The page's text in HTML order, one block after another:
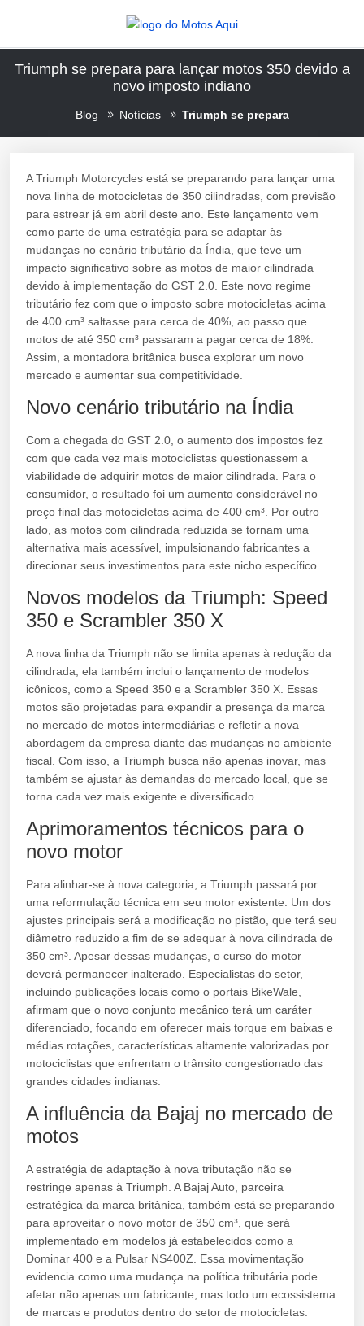
Triumph se prepara para lançar motos 350 devido a
novo imposto indiano
Blog Notícias Triumph se prepara
A Triumph Motorcycles está se preparando para lançar uma
nova linha de motocicletas de 350 cilindradas, com previsão
para estrear já em abril deste ano. Este lançamento vem
como parte de uma estratégia para se adaptar às
mudanças no cenário tributário da Índia, que teve um
impacto significativo sobre as motos de maior cilindrada
devido à implementação do GST 2.0. Este novo regime
tributário fez com que o imposto sobre motocicletas acima
de 400 cm³ saltasse para cerca de 40%, ao passo que
motos de até 350 cm³ passaram a pagar cerca de 18%.
Assim, a montadora britânica busca explorar um novo
mercado e aumentar sua competitividade.
Novo cenário tributário na Índia
Com a chegada do GST 2.0, o aumento dos impostos fez
com que cada vez mais motociclistas questionassem a
viabilidade de adquirir motos de maior cilindrada. Para o
consumidor, o resultado foi um aumento considerável no
preço final das motocicletas acima de 400 cm³. Por outro
lado, as motos com cilindrada reduzida se tornam uma
alternativa mais acessível, impulsionando fabricantes a
direcionar seus investimentos para este nicho específico.
Novos modelos da Triumph: Speed
350 e Scrambler 350 X
A nova linha da Triumph não se limita apenas à redução da
cilindrada; ela também inclui o lançamento de modelos
icônicos, como a Speed 350 e a Scrambler 350 X. Essas
motos são projetadas para expandir a presença da marca
no mercado de motos intermediárias e refletir a nova
abordagem da empresa diante das mudanças no ambiente
fiscal. Com isso, a Triumph busca não apenas inovar, mas
também se ajustar às demandas do mercado local, que se
torna cada vez mais exigente e diversificado.
Aprimoramentos técnicos para o
novo motor
Para alinhar-se à nova categoria, a Triumph passará por
uma reformulação técnica em seu motor existente. Um dos
ajustes principais será a modificação no pistão, que terá seu
diâmetro reduzido a fim de se adequar à nova cilindrada de
350 cm³. Apesar dessas mudanças, o curso do motor
deverá permanecer inalterado. Especialistas do setor,
incluindo publicações locais como o portais BikeWale,
afirmam que o novo conjunto mecânico terá um caráter
diferenciado, focando em oferecer mais torque em baixas e
médias rotações, características altamente valorizadas por
motociclistas que enfrentam o trânsito congestionado das
grandes cidades indianas.
A influência da Bajaj no mercado de
motos
A estratégia de adaptação à nova tributação não se
restringe apenas à Triumph. A Bajaj Auto, parceira
estratégica da marca britânica, também está se preparando
para aproveitar o novo motor de 350 cm³, que será
implementado em modelos já estabelecidos como a
Dominar 400 e a Pulsar NS400Z. Essa movimentação
evidencia como uma mudança na política tributária pode
afetar não apenas um fabricante, mas todo um ecossistema
de marcas e produtos dentro do setor de motocicletas.